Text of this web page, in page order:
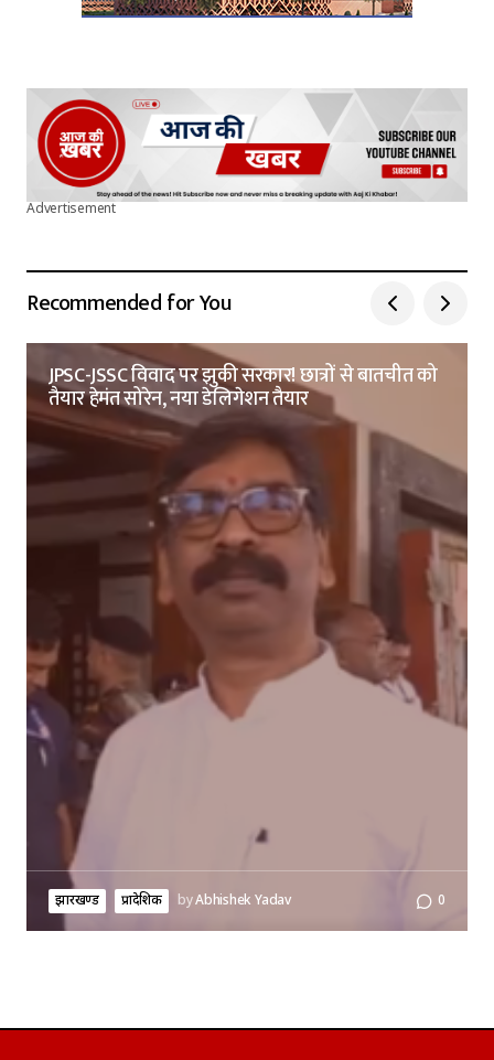
Advertisement
Recommended for You
JPSC-JSSC विवाद पर झुकी सरकार! छात्रों से बातचीत को
तैयार हेमंत सोरेन, नया डेलिगेशन तैयार
झारखण्ड प्रादेशिक byAbhishek Yadav 0